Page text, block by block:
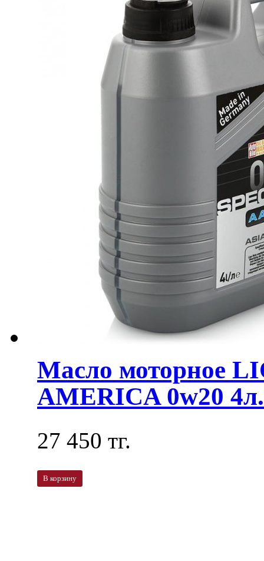
Масло моторное
AMERICA 0w20
27 450 тг.
В корзину